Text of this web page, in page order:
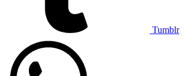
Tumblr